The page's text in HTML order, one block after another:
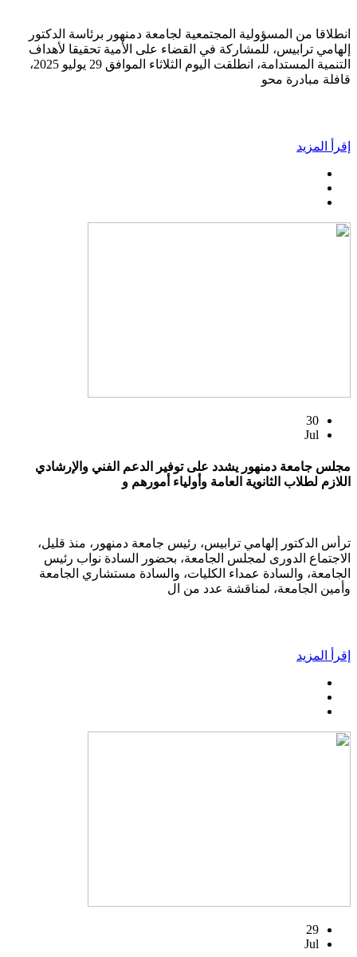
انطلاقا من المسؤولية المجتمعية لجامعة دمنهور برئاسة الدكتور
إلهامي ترابيس، للمشاركة في القضاء على الأمية تحقيقا لأهداف
التنمية المستدامة، انطلقت اليوم الثلاثاء الموافق 29 يوليو 2025،
قافلة مبادرة محو
إقرأ المزيد
30
Jul
مجلس جامعة دمنهور يشدد على توفير الدعم الفني والإرشادي
اللازم لطلاب الثانوية العامة وأولياء أمورهم و
ترأس الدكتور إلهامي ترابيس، رئيس جامعة دمنهور، منذ قليل،
الاجتماع الدورى لمجلس الجامعة، بحضور السادة نواب رئيس
الجامعة، والسادة عمداء الكليات، والسادة مستشاري الجامعة
وأمين الجامعة، لمناقشة عدد من ال
إقرأ المزيد
29
Jul